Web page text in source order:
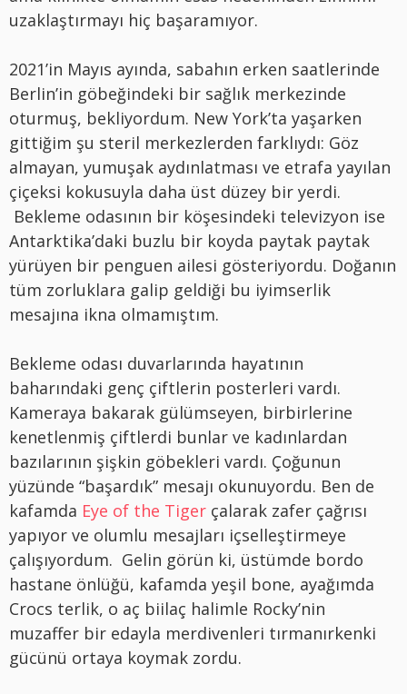
uzaklaştırmayı hiç başaramıyor.
2021’in Mayıs ayında, sabahın erken saatlerinde
Berlin’in göbeğindeki bir sağlık merkezinde
oturmuş, bekliyordum. New York’ta yaşarken
gittiğim şu steril merkezlerden farklıydı: Göz
almayan, yumuşak aydınlatması ve etrafa yayılan
çiçeksi kokusuyla daha üst düzey bir yerdi.
Bekleme odasının bir köşesindeki televizyon ise
Antarktika’daki buzlu bir koyda paytak paytak
yürüyen bir penguen ailesi gösteriyordu. Doğanın
tüm zorluklara galip geldiği bu iyimserlik
mesajına ikna olmamıştım.
Bekleme odası duvarlarında hayatının
baharındaki genç çiftlerin posterleri vardı.
Kameraya bakarak gülümseyen, birbirlerine
kenetlenmiş çiftlerdi bunlar ve kadınlardan
bazılarının şişkin göbekleri vardı. Çoğunun
yüzünde “başardık” mesajı okunuyordu. Ben de
kafamda Eye of the Tiger çalarak zafer çağrısı
yapıyor ve olumlu mesajları içselleştirmeye
çalışıyordum. Gelin görün ki, üstümde bordo
hastane önlüğü, kafamda yeşil bone, ayağımda
Crocs terlik, o aç biilaç halimle Rocky’nin
muzaffer bir edayla merdivenleri tırmanırkenki
gücünü ortaya koymak zordu.